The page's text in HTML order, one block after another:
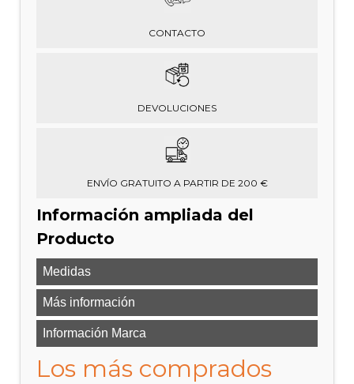
CONTACTO
DEVOLUCIONES
ENVÍO GRATUITO A PARTIR DE 200 €
Información ampliada del
Producto
Medidas
Más información
Información Marca
Los más comprados